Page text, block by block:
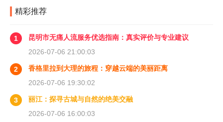
精彩推荐
1
昆明市无痛人流服务优选指南：真实评价与专业建议
2026-07-06 21:00:03
2
香格里拉到大理的旅程：穿越云端的美丽距离
2026-07-06 19:30:02
3
丽江：探寻古城与自然的绝美交融
2026-07-06 16:00:03